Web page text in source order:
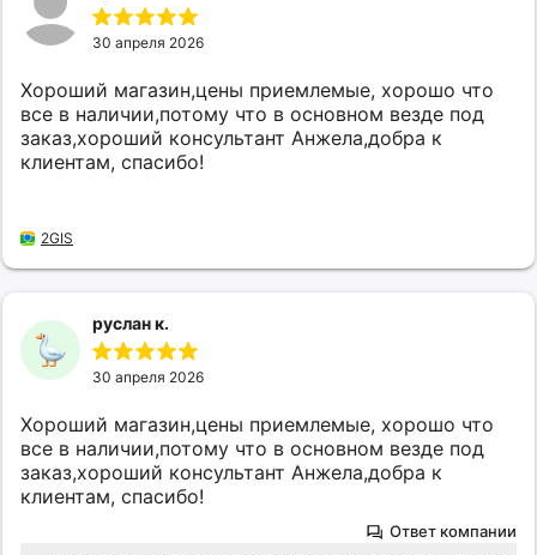
30 апреля 2026
Хороший магазин,цены приемлемые, хорошо что
все в наличии,потому что в основном везде под
заказ,хороший консультант Анжела,добра к
клиентам, спасибо!
2GIS
руслан к.
30 апреля 2026
Хороший магазин,цены приемлемые, хорошо что
все в наличии,потому что в основном везде под
заказ,хороший консультант Анжела,добра к
клиентам, спасибо!
Ответ компании